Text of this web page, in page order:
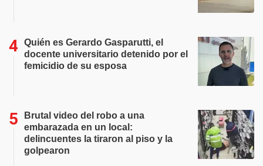
Quién es Gerardo Gasparutti, el
docente universitario detenido por el
femicidio de su esposa
Brutal video del robo a una
embarazada en un local:
delincuentes la tiraron al piso y la
golpearon